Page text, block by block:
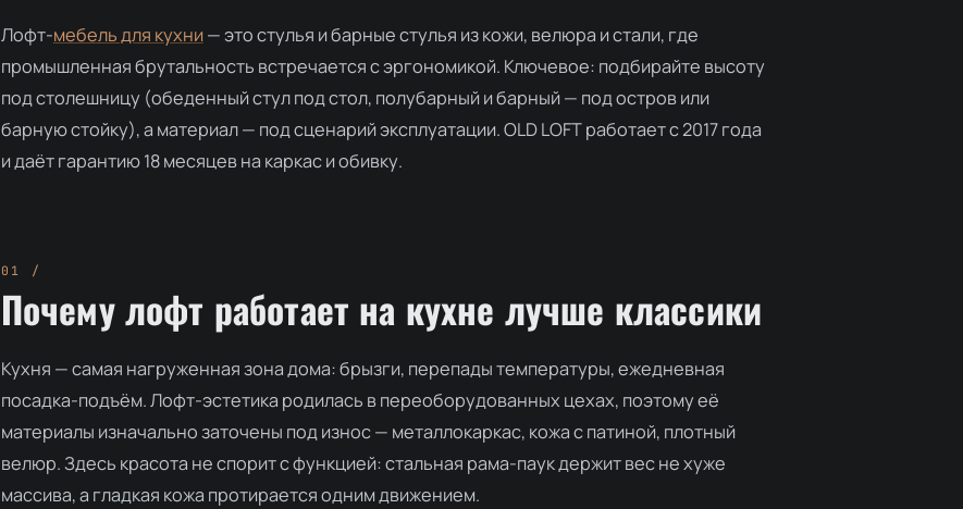
Лофт-мебель для кухни— это стулья и барные стулья из кожи, велюра и стали, где
промышленная брутальность встречается с эргономикой. Ключевое: подбирайте высоту
под столешницу (обеденный стул под стол, полубарный и барный — под остров или
барную стойку), а материал — под сценарий эксплуатации. OLD LOFT работает с 2017 года
и даёт гарантию 18 месяцев на каркас и обивку.
Почему лофт работает на кухне лучше классики
Кухня — самая нагруженная зона дома: брызги, перепады температуры, ежедневная
посадка-подъём. Лофт-эстетика родилась в переоборудованных цехах, поэтому её
материалы изначально заточены под износ — металлокаркас, кожа с патиной, плотный
велюр. Здесь красота не спорит с функцией: стальная рама-паук держит вес не хуже
массива, а гладкая кожа протирается одним движением.